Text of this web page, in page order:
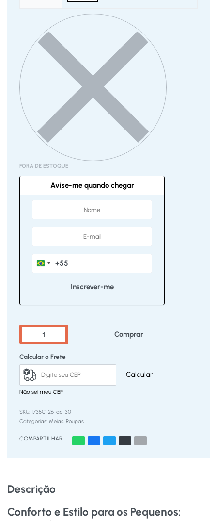
FORA DE ESTOQUE
Avise-me quando chegar
Brazil+55
Comprar
Calcular o Frete
Calcular
Não sei meu CEP
1735C-26-ao-30
Categorias: Meias, Roupas
COMPARTILHAR
Descrição
Conforto e Estilo para os Pequenos: